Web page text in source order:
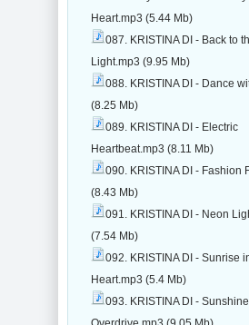
Heart.mp3 (5.44 Mb)
087. KRISTINA DI - Back to
Light.mp3 (9.95 Mb)
088. KRISTINA DI - Dance
(8.25 Mb)
089. KRISTINA DI - Electric
Heartbeat.mp3 (8.11 Mb)
090. KRISTINA DI - Fashion
(8.43 Mb)
091. KRISTINA DI - Neon
(7.54 Mb)
092. KRISTINA DI - Sunrise
Heart.mp3 (5.4 Mb)
093. KRISTINA DI - Sunshine